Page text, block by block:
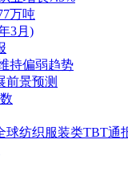
万吨
3月)
持偏弱趋势
前景预测
球纺织服装类TBT通